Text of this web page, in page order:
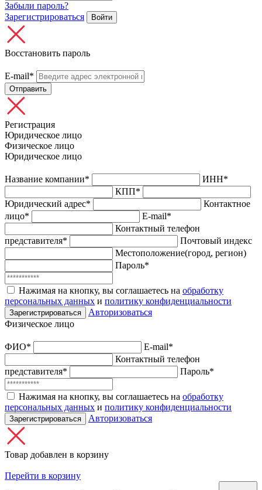
Забыли пароль?
Зарегистрироваться
Войти
Восстановить пароль
E-mail*
Отправить
Регистрация
Юридическое лицо
Физическое лицо
Юридическое лицо
Название компании*
ИНН*
КПП*
Юридический адрес*
Контактное
лицо*
E-mail*
Контактный телефон
представителя*
Почтовый индекс
Местоположение(город, регион)
Пароль*
Нажимая на кнопку, вы соглашаетесь на обработку
персональных данных и политику конфиденциальности
Зарегистрироваться
Авторизоваться
Физическое лицо
ФИО*
E-mail*
Контактный телефон
представителя*
Пароль*
Нажимая на кнопку, вы соглашаетесь на обработку
персональных данных и политику конфиденциальности
Зарегистрироваться Авторизоваться
Товар добавлен в корзину
Перейти в корзину